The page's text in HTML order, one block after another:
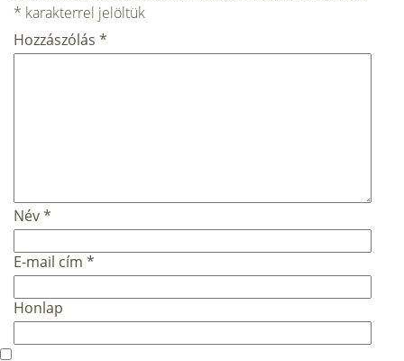
* karakterrel jelöltük
Hozzászólás *
Név*
E-mail cím *
Honlap